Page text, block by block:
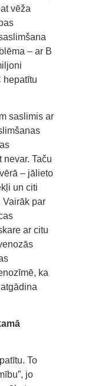
vēža
– ar B
hepatītu
saslimis ar
Taču
– jālieto
un citi
par
ar citu
ka
To
jo